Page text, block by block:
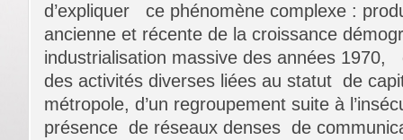
d’expliquer ce phénomène complexe :
ancienne et récente de la croissance
industrialisation massive des années 1970,
des activités diverses liées au statut de
métropole, d’un regroupement suite à
présence de réseaux denses de